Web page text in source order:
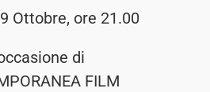
Ottobre, ore 21.00
di
FILM